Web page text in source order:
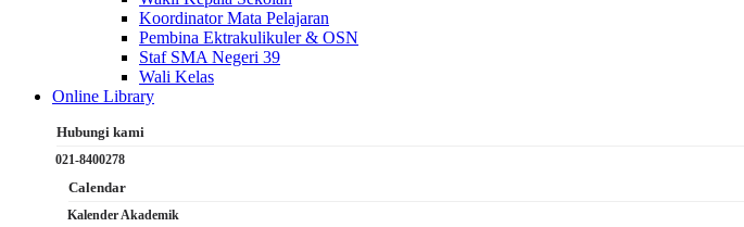
Koordinator Mata Pelajaran
Pembina Ektrakulikuler & OSN
Staf SMA Negeri 39
Wali Kelas
Online Library
Hubungi kami
021-8400278
Calendar
Kalender Akademik